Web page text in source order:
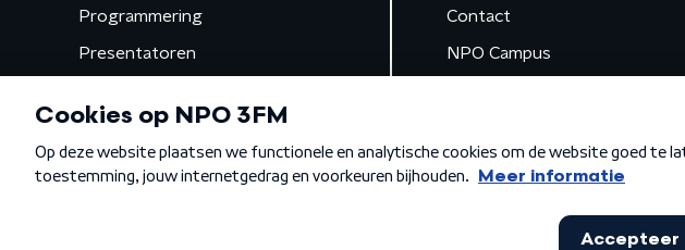
Programmering
Presentatoren
Gemist
Contact
NPO Campus
Algemene voorwaarden Privacybeleid